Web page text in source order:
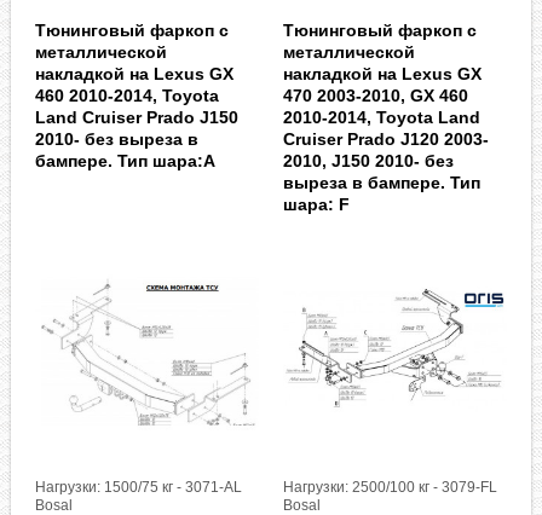
Тюнинговый фаркоп с
металлической
накладкой на Lexus GX
460 2010-2014, Toyota
Land Cruiser Prado J150
2010- без выреза в
бампере. Тип шара:A
Нагрузки: 1500/75 кг - 3071-AL
Bosal
Тюнинговый фаркоп с
металлической
накладкой на Lexus GX
470 2003-2010, GX 460
2010-2014, Toyota Land
Cruiser Prado J120 2003-
2010, J150 2010- без
выреза в бампере. Тип
шара: F
Нагрузки: 2500/100 кг - 3079-FL
Bosal